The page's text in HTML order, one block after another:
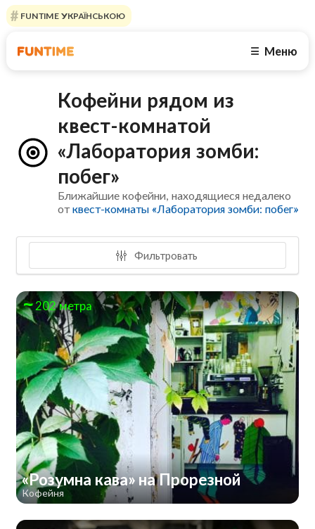
FUNTIME УКРАЇНСЬКОЮ
☰ Меню
Кофейни рядом из
квест-комнатой
«Лаборатория зомби:
побег»
Ближайшие кофейни, находящиеся недалеко
отквест-комнаты «Лаборатория зомби: побег»
Фильтровать
202 метра
«Розумна кава» на Прорезной
Кофейня